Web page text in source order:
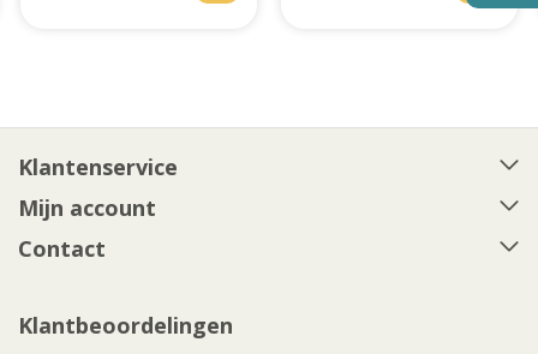
Klantenservice
Mijn account
Contact
Klantbeoordelingen